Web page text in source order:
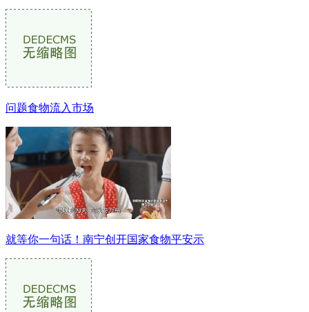
问题食物流入市场
就等你一句话！南宁创开国家食物平安示